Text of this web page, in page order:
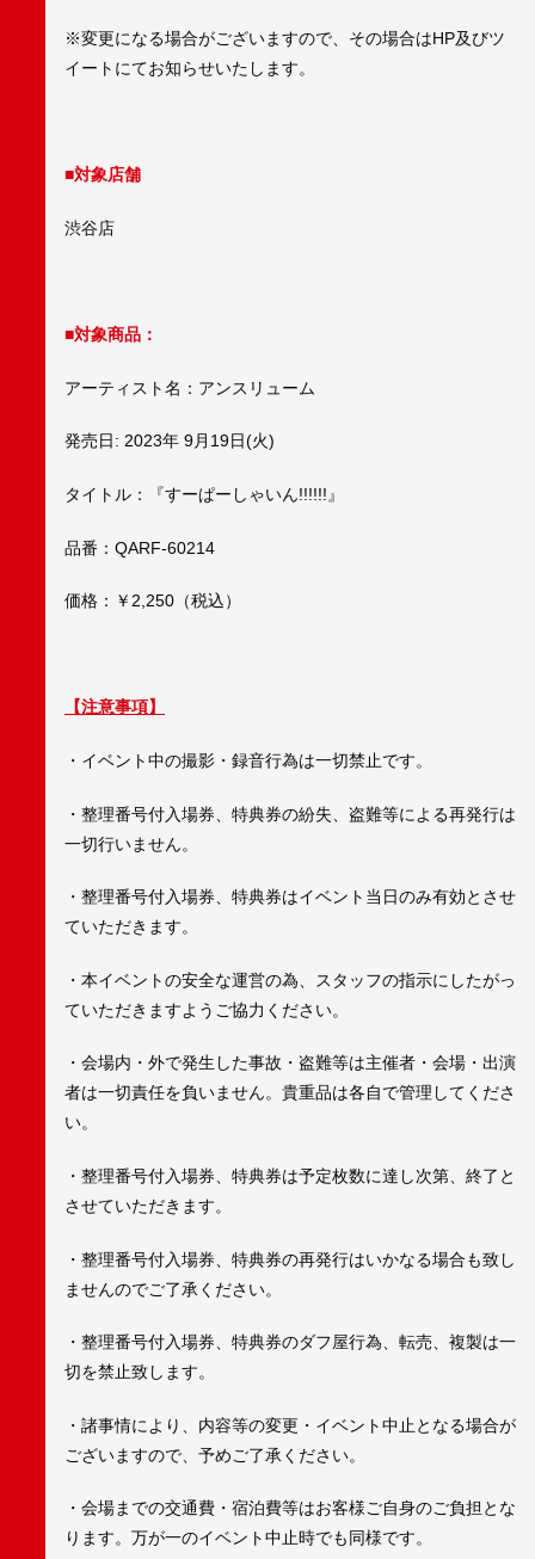
※変更になる場合がございますので、その場合はHP及びツ
イートにてお知らせいたします。
■対象店舗
渋谷店
■対象商品：
アーティスト名：アンスリューム
発売日: 2023年 9月19日(火)
タイトル：『すーぱーしゃいん!!!!!!』
品番：QARF-60214
価格：￥2,250（税込）
【注意事項】
・イベント中の撮影・録音行為は一切禁止です。
・整理番号付入場券、特典券の紛失、盗難等による再発行は
一切行いません。
・整理番号付入場券、特典券はイベント当日のみ有効とさせ
ていただきます。
・本イベントの安全な運営の為、スタッフの指示にしたがっ
ていただきますようご協力ください。
・会場内・外で発生した事故・盗難等は主催者・会場・出演
者は一切責任を負いません。貴重品は各自で管理してくださ
い。
・整理番号付入場券、特典券は予定枚数に達し次第、終了と
させていただきます。
・整理番号付入場券、特典券の再発行はいかなる場合も致し
ませんのでご了承ください。
・整理番号付入場券、特典券のダフ屋行為、転売、複製は一
切を禁止致します。
・諸事情により、内容等の変更・イベント中止となる場合が
ございますので、予めご了承ください。
・会場までの交通費・宿泊費等はお客様ご自身のご負担とな
ります。万が一のイベント中止時でも同様です。